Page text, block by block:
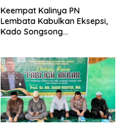
Keempat Kalinya PN
Lembata Kabulkan Eksepsi,
Kado Songsong